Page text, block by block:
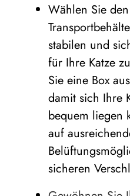
Wählen Sie
stabilen und
für Ihre Katze
Sie eine Box
damit sich Ihre
bequem liegen
auf
sicheren